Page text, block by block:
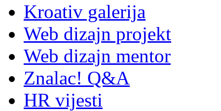
Kroativ galerija
Web dizajn projekt
Web dizajn mentor
Znalac! Q&A
HR vijesti